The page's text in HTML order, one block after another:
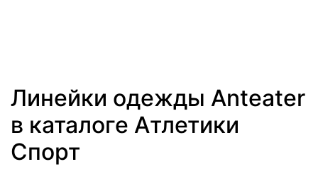
Линейки одежды Anteater
в каталоге Атлетики
Спорт